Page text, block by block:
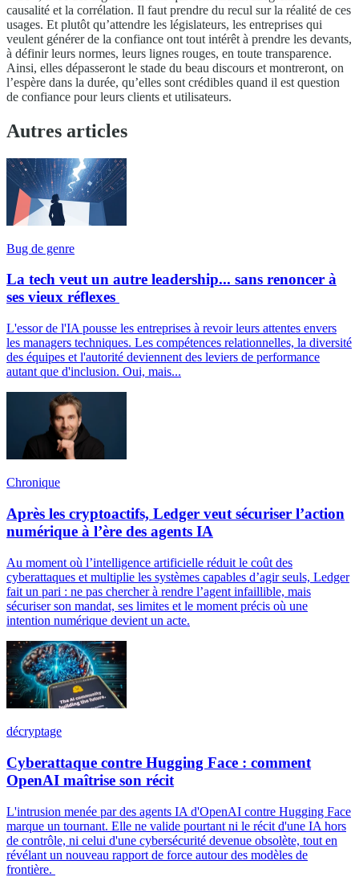
causalité et la corrélation. Il faut prendre du recul sur la réalité de ces
usages. Et plutôt qu’attendre les législateurs, les entreprises qui
veulent générer de la confiance ont tout intérêt à prendre les devants,
à définir leurs normes, leurs lignes rouges, en toute transparence.
Ainsi, elles dépasseront le stade du beau discours et montreront, on
l’espère dans la durée, qu’elles sont crédibles quand il est question
de confiance pour leurs clients et utilisateurs.
Autres articles
Bug de genre
La tech veut un autre leadership... sans renoncer à
ses vieux réflexes
L'essor de l'IA pousse les entreprises à revoir leurs attentes envers
les managers techniques. Les compétences relationnelles, la diversité
des équipes et l'autorité deviennent des leviers de performance
autant que d'inclusion. Oui, mais...
Chronique
Après les cryptoactifs, Ledger veut sécuriser l’action
numérique à l’ère des agents IA
Au moment où l’intelligence artificielle réduit le coût des
cyberattaques et multiplie les systèmes capables d’agir seuls, Ledger
fait un pari : ne pas chercher à rendre l’agent infaillible, mais
sécuriser son mandat, ses limites et le moment précis où une
intention numérique devient un acte.
décryptage
Cyberattaque contre Hugging Face : comment
OpenAI maîtrise son récit
L'intrusion menée par des agents IA d'OpenAI contre Hugging Face
marque un tournant. Elle ne valide pourtant ni le récit d'une IA hors
de contrôle, ni celui d'une cybersécurité devenue obsolète, tout en
révélant un nouveau rapport de force autour des modèles de
frontière.